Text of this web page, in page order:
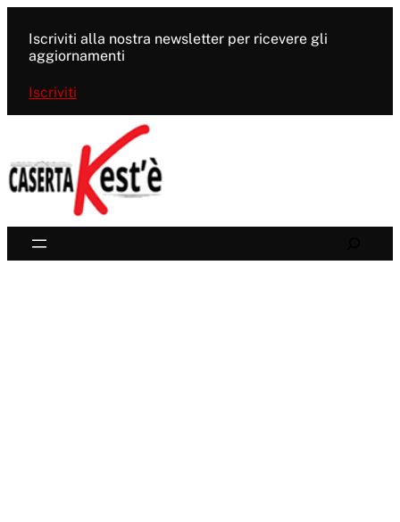
contenuto
Iscriviti alla nostra newsletter per ricevere gli
aggiornamenti
Iscriviti